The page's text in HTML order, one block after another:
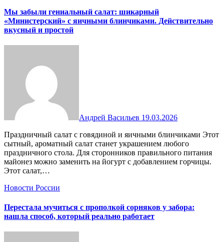
Мы забыли гениальный салат: шикарный
«Министерский» с яичными блинчиками. Действительно
вкусный и простой
Андрей Васильев 19.03.2026
Праздничный салат с говядиной и яичными блинчиками Этот
сытный, ароматный салат станет украшением любого
праздничного стола. Для сторонников правильного питания
майонез можно заменить на йогурт с добавлением горчицы.
Этот салат,…
Новости России
Перестала мучиться с прополкой сорняков у забора:
нашла способ, который реально работает